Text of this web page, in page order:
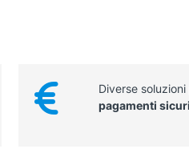
Diverse soluzioni
pagamenti sicuri